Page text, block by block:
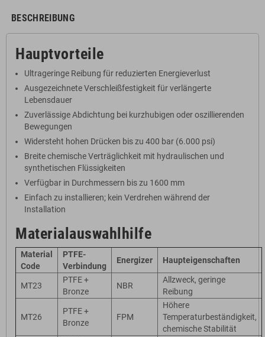
BESCHREIBUNG
Hauptvorteile
Ultrageringe Reibung für reduzierten Energieverlust
Ausgezeichnete Verschleißfestigkeit für verlängerte
Lebensdauer
Zuverlässige Abdichtung bei kurzhubigen oder oszillierenden
Bewegungen
Widersteht hohen Drücken bis zu 400 bar (6.000 psi)
Breite chemische Verträglichkeit mit hydraulischen und
synthetischen Flüssigkeiten
Verfügbar in Durchmessern bis zu 1600 mm
Einfach zu installieren; kein Verdrehen während der
Installation
Materialauswahlhilfe
Material
Code
PTFE-
Verbindung
Energizer Haupteigenschaften
MT23
PTFE +
Bronze
NBR
Allzweck, geringe
Reibung
MT26
PTFE +
Bronze
FPM
Höhere
Temperaturbeständigkeit,
chemische Stabilität